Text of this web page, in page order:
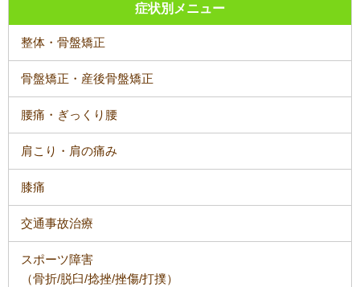
症状別メニュー
整体・骨盤矯正
骨盤矯正・産後骨盤矯正
腰痛・ぎっくり腰
肩こり・肩の痛み
膝痛
交通事故治療
スポーツ障害
（骨折/脱臼/捻挫/挫傷/打撲）